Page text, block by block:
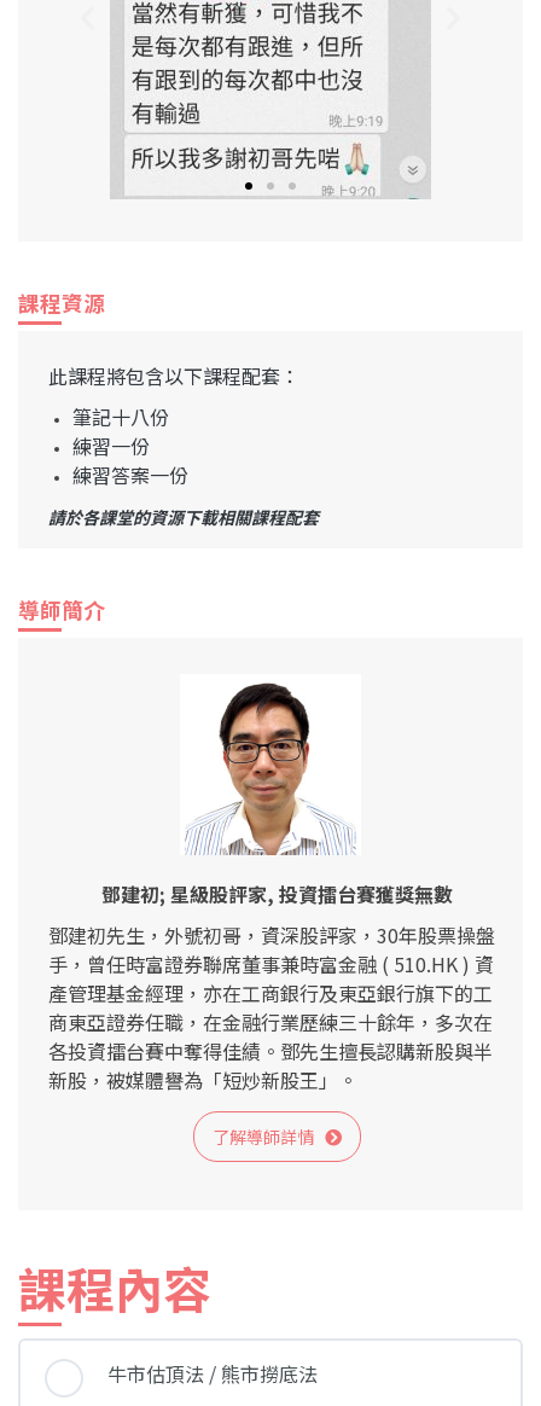
課程資源
此課程將包含以下課程配套：
筆記十八份
練習一份
練習答案一份
請於各課堂的資源下載相關課程配套
導師簡介
鄧建初; 星級股評家, 投資擂台賽獲獎無數
鄧建初先生，外號初哥，資深股評家，30年股票操盤
手，曾任時富證券聯席董事兼時富金融 ( 510.HK ) 資
產管理基金經理，亦在工商銀行及東亞銀行旗下的工
商東亞證券任職，在金融行業歷練三十餘年，多次在
各投資擂台賽中奪得佳績。鄧先生擅長認購新股與半
新股，被媒體譽為「短炒新股王」。
了解導師詳情
課程內容
牛市估頂法 / 熊市撈底法